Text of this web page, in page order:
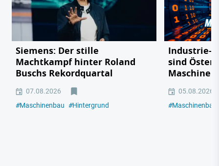
Siemens: Der stille
Machtkampf hinter Roland
Buschs Rekordquartal
07.08.2026
#Maschinenbau #Hintergrund
Industrie-
sind
05.08.2026
#Maschinenbau